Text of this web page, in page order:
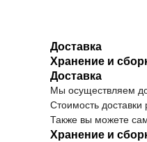
Доставка
Хранение и
Доставка
Мы осуществляем
Стоимость доставки
Также вы можете
Хранение и